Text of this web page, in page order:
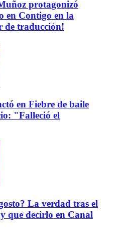
protagonizó
en Contigo en la
de traducción!
en Fiebre de baile
"Falleció el
La verdad tras el
que decirlo en Canal